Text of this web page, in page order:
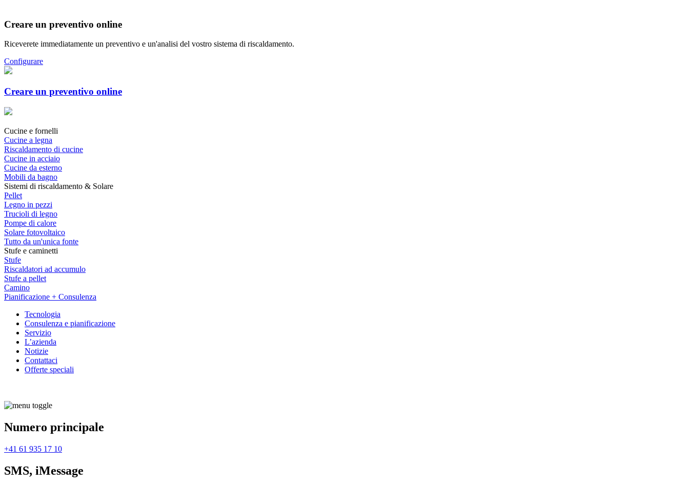
Creare un preventivo online
Riceverete immediatamente un preventivo e un'analisi del vostro sistema di riscaldamento.
Configurare
Creare un preventivo online
Cucine e fornelli
Cucine a legna
Riscaldamento di cucine
Cucine in acciaio
Cucine da esterno
Mobili da bagno
Sistemi di riscaldamento & Solare
Pellet
Legno in pezzi
Trucioli di legno
Pompe di calore
Solare fotovoltaico
Tutto da un'unica fonte
Stufe e caminetti
Stufe
Riscaldatori ad accumulo
Stufe a pellet
Camino
Pianificazione + Consulenza
Tecnologia
Consulenza e pianificazione
Servizio
L’azienda
Notizie
Contattaci
Offerte speciali
Numero principale
+41 61 935 17 10
SMS, iMessage